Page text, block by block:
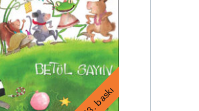
23. baskı